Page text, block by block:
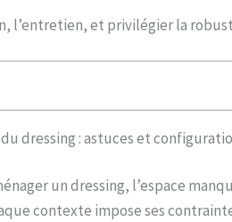
l’entretien, et privilégier la
dressing : astuces et
un dressing, l’espace
contexte impose ses